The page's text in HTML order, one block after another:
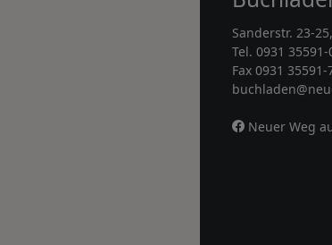
Sanderstr. 23-
Tel. 0931 35591-
Fax 0931 35591-
Neuer Weg